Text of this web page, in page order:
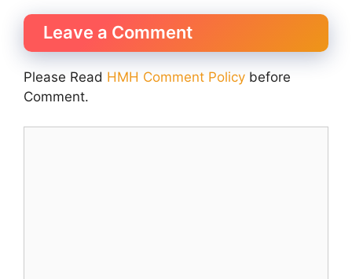
Leave a Comment
Please Read HMH Comment Policy before
Comment.